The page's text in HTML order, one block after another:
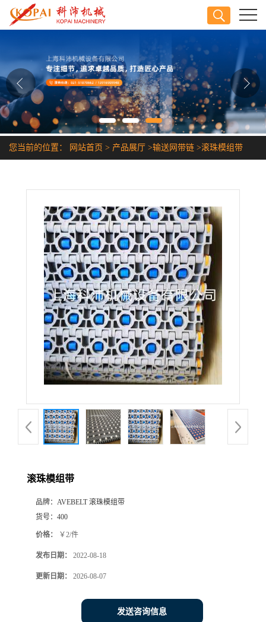
公司介绍
公司动态
产品展厅
证书荣誉
您当前的位置： 网站首页 > 产品展厅 >输送网带链 >滚珠模组带
滚珠模组带
品牌： AVEBELT 滚珠模组带
货号： 400
价格： ￥2/件
发布日期： 2022-08-18
更新日期： 2026-08-07
发送咨询信息